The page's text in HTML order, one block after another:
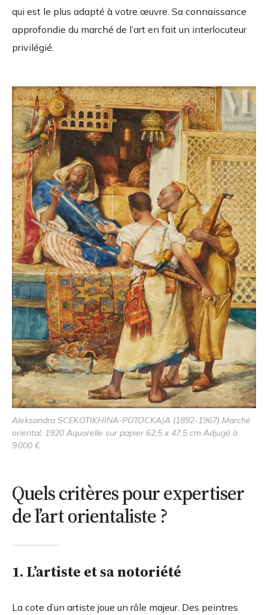
qui est le plus adapté à votre œuvre. Sa connaissance
approfondie du marché de l’art en fait un interlocuteur
privilégié.
Aleksandra SCEKOTIKHINA-POTOCKAJA (1892-1967) Marché
oriental, 1920 Aquarelle sur papier 62,5 x 47,5 cm Adjugé à
9 000 €
Quels critères pour expertiser
de l’art orientaliste ?
1. L’artiste et sa notoriété
La cote d’un artiste joue un rôle majeur. Des peintres